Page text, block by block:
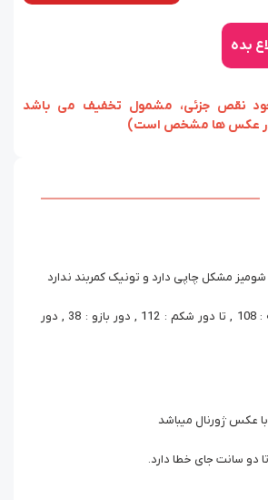
بده
نقص جزئی، مشمول تخفیف می باشد
عکس ها مشخص است)
مشکل چاپی دارد و تونیک کمربند ندارد
سایز 4 : تا دور سینه : 108 , تا دور شکم : 112 , دور بازو : 38 , دور
عکس ژورنال میباشد
دو سانت جای خطا دارد.